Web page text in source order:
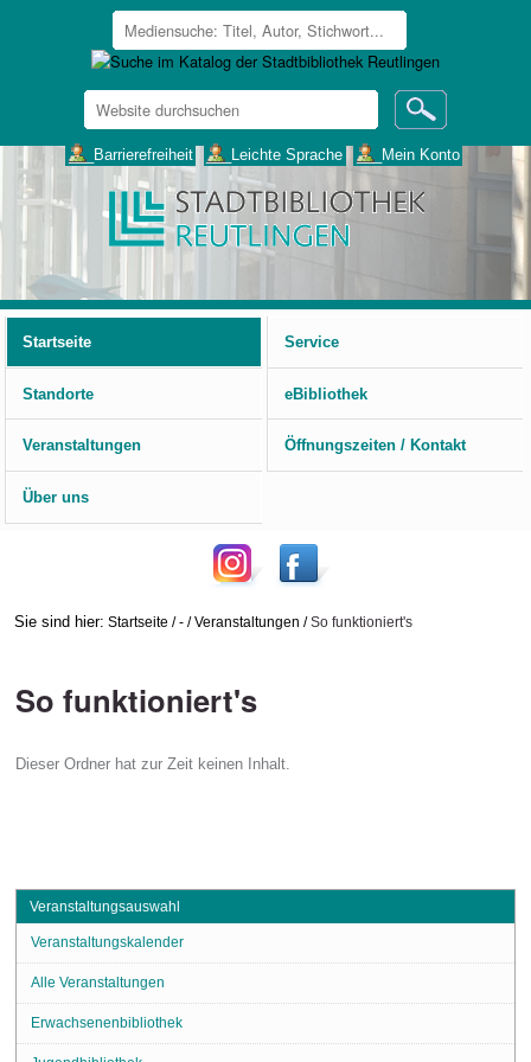
Website
durchsuchen
___Barrierefreiheit ___Leichte Sprache ___Mein Konto
Startseite
Service
Standorte eBibliothek
Veranstaltungen Öffnungszeiten / Kontakt
Über uns
Sie sind hier: Startseite /- /Veranstaltungen /So funktioniert's
So funktioniert's
Dieser Ordner hat zur Zeit keinen Inhalt.
Veranstaltungsauswahl
Veranstaltungskalender
Alle Veranstaltungen
Erwachsenenbibliothek